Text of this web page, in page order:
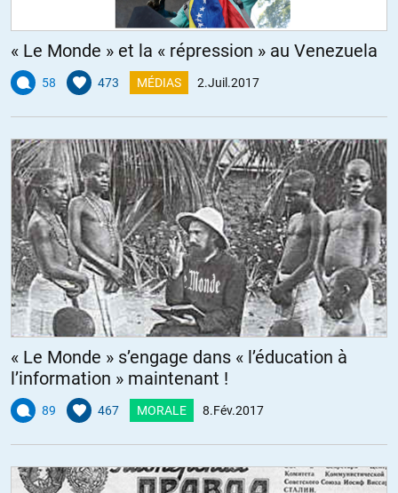
« Le Monde » et la « répression » au Venezuela
58 473 MÉDIAS 2.Juil.2017
« Le Monde » s’engage dans « l’éducation à
l’information » maintenant !
89 467 MORALE 8.Fév.2017